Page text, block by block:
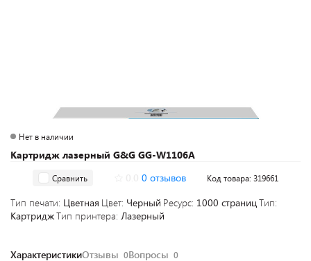
Картридж лазерный G&G GG-W1106A
Нет в наличии
Сравнить 0 отзывов Код товара: 319661
Тип печати: Цветная Цвет: Черный Ресурс: 1000 страницТип:
КартриджТип принтера: Лазерный
ХарактеристикиОтзывы 0Вопросы 0